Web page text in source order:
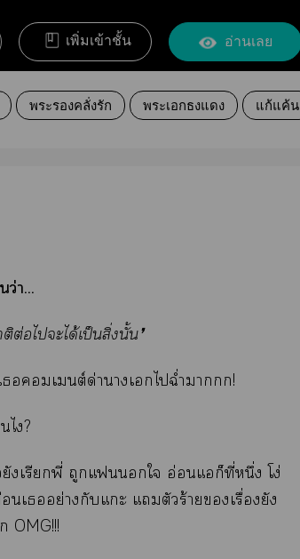
เพิ่มเข้าชั้น อ่านเลย
พระรองคลั่งรัก พระเอกธงแดง แก้แค้น
า...
ต่อไะได้เป็นสิ่งนั้น❜
เต์ด่านางเไฉ่ำา!
ไ?
งเรียกพี่ ถูกแใ อ่อนแอก็ที่หนึ่ง โง่
นเอย่างกับแะ แตัวร้ายเรื่องยัง
OMG!!!